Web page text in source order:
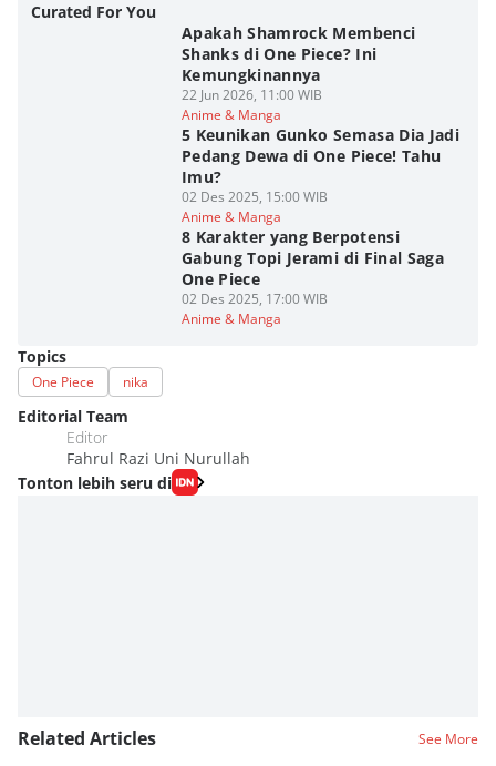
Curated For You
Apakah Shamrock Membenci
Shanks di One Piece? Ini
Kemungkinannya
22 Jun 2026, 11:00 WIB
Anime & Manga
5 Keunikan Gunko Semasa Dia Jadi
Pedang Dewa di One Piece! Tahu
Imu?
02 Des 2025, 15:00 WIB
Anime & Manga
8 Karakter yang Berpotensi
Gabung Topi Jerami di Final Saga
One Piece
02 Des 2025, 17:00 WIB
Anime & Manga
Topics
One Piece nika
Editorial Team
Editor
Fahrul Razi Uni Nurullah
Tonton lebih seru di
Related Articles See More